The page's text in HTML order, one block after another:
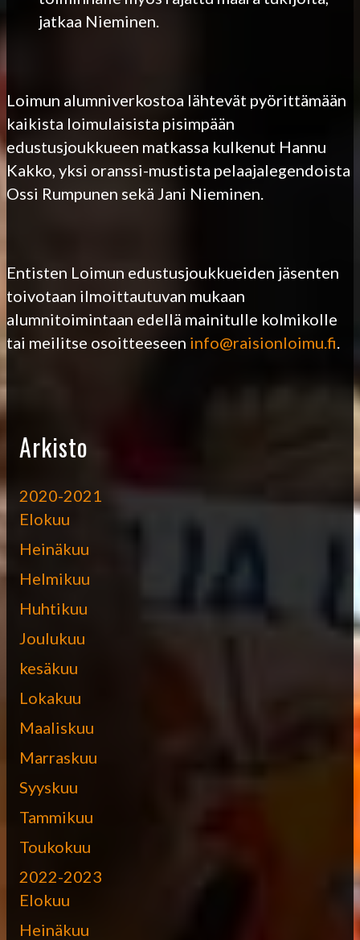
jatkaa Nieminen.
Loimun alumniverkostoa lähtevät pyörittämään
kaikista loimulaisista pisimpään
edustusjoukkueen matkassa kulkenut Hannu
Kakko, yksi oranssi-mustista pelaajalegendoista
Ossi Rumpunen sekä Jani Nieminen.
Entisten Loimun edustusjoukkueiden jäsenten
toivotaan ilmoittautuvan mukaan
alumnitoimintaan edellä mainitulle kolmikolle
tai meilitse osoitteeseen info@raisionloimu.fi.
Arkisto
2020-2021
Elokuu
Heinäkuu
Helmikuu
Huhtikuu
Joulukuu
kesäkuu
Lokakuu
Maaliskuu
Marraskuu
Syyskuu
Tammikuu
Toukokuu
2022-2023
Elokuu
Heinäkuu